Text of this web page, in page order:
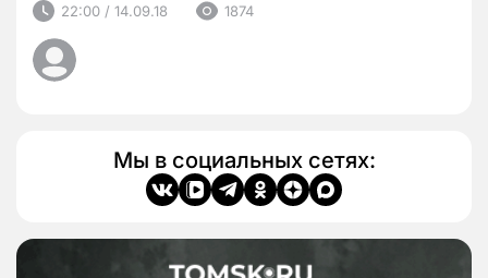
22:00 / 14.09.18 1874
Мы в социальных сетях: